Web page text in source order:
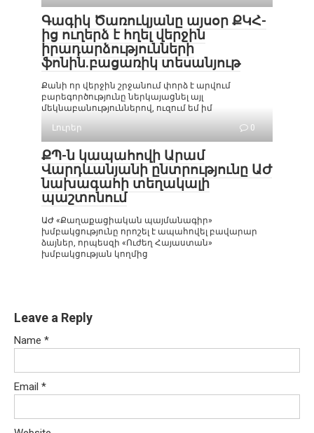
Գագիկ Ծառուկյանը այսօր ՔԿՀ-
ից ուղերձ է հղել վերջին
իրադարձությունների
ֆոնին.բացառիկ տեսանյութ
Քանի որ վերջին շրջանում փորձ է արվում
բարեգործությունը ներկայացնել այլ
մեկնաբանություններով, ուզում եմ իմ
Լուրեր
0
ՔՊ-ն կապահովի Արամ
Վարդևանյանի ընտրությունը ԱԺ
նախագահի տեղակալի
պաշտոնում
ԱԺ «Քաղաքացիական պայմանագիր»
խմբակցությունը որոշել է ապահովել բավարար
ձայներ, որպեսզի «Ուժեղ Հայաստան»
խմբակցության կողմից
Leave a Reply
Name *
Email *